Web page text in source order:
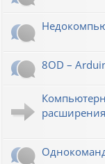
8OD –
расширения